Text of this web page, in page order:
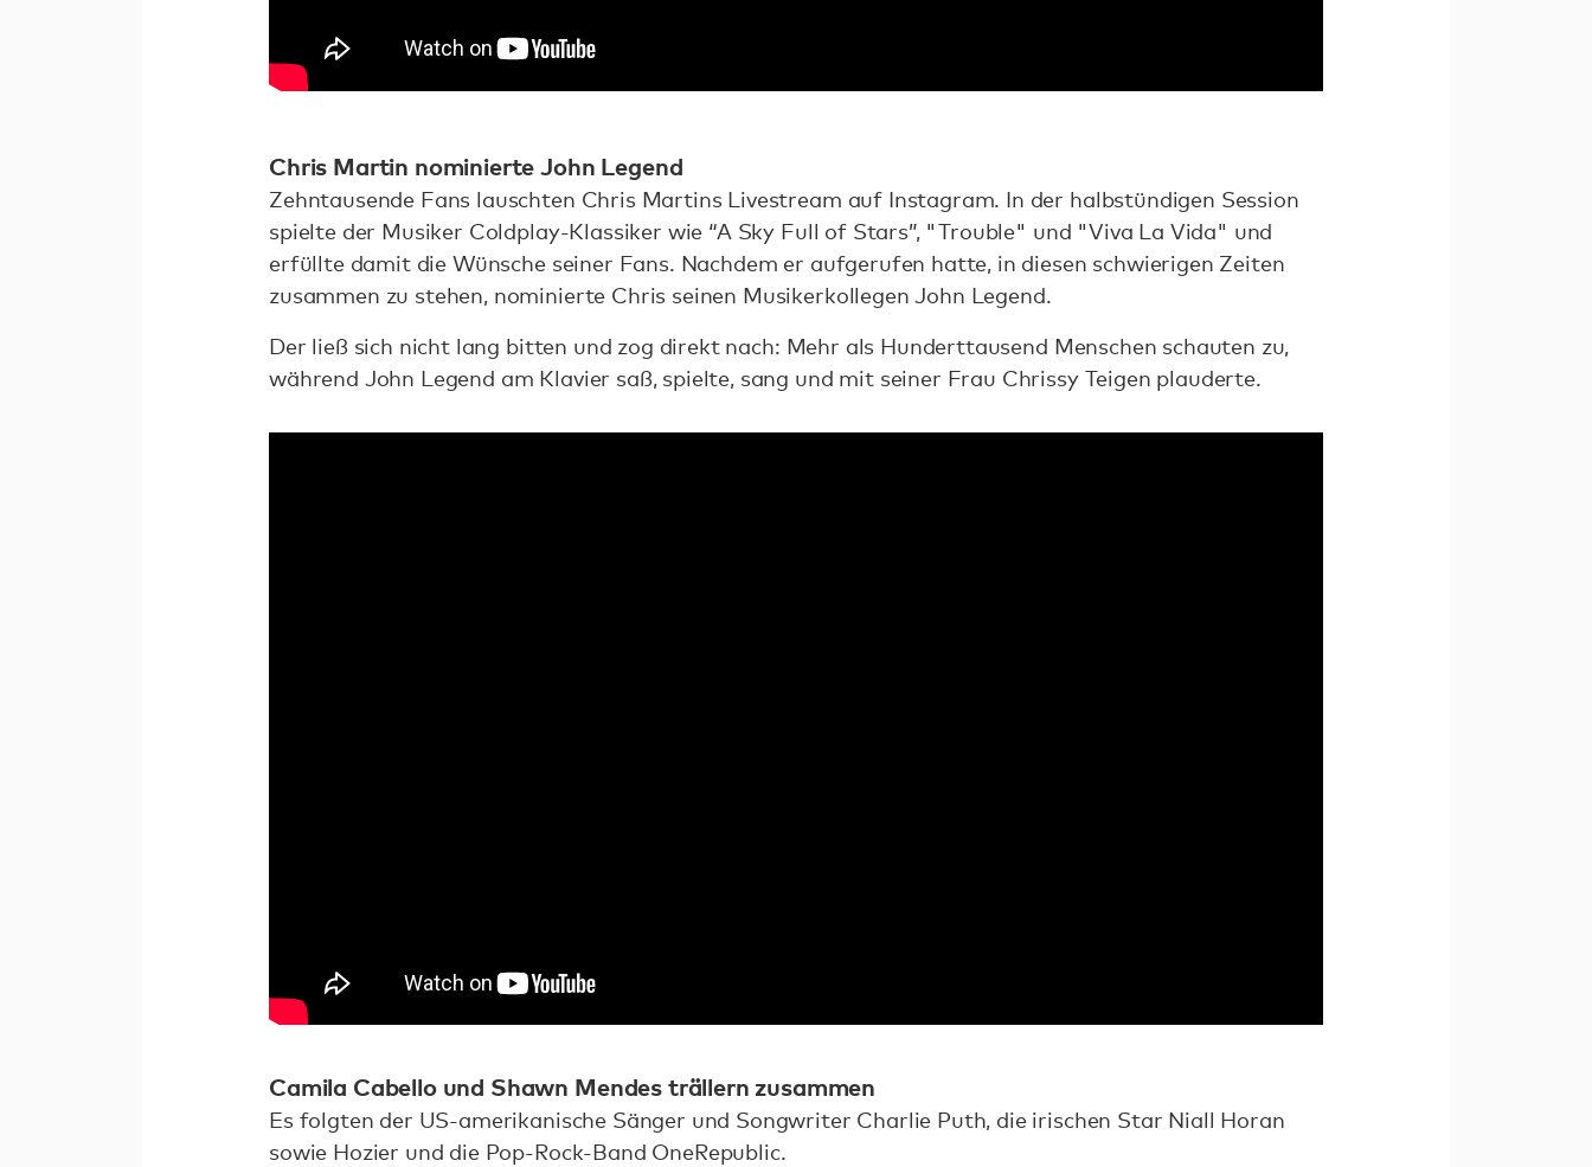
Chris Martin nominierte John Legend
Zehntausende Fans lauschten Chris Martins Livestream auf Instagram. In der halbstündigen Session
spielte der Musiker Coldplay-Klassiker wie “A Sky Full of Stars”, "Trouble" und "Viva La Vida" und
erfüllte damit die Wünsche seiner Fans. Nachdem er aufgerufen hatte, in diesen schwierigen Zeiten
zusammen zu stehen, nominierte Chris seinen Musikerkollegen John Legend.
Der ließ sich nicht lang bitten und zog direkt nach: Mehr als Hunderttausend Menschen schauten zu,
während John Legend am Klavier saß, spielte, sang und mit seiner Frau Chrissy Teigen plauderte.
Camila Cabello und Shawn Mendes trällern zusammen
Es folgten der US-amerikanische Sänger und Songwriter Charlie Puth, die irischen Star Niall Horan
sowie Hozier und die Pop-Rock-Band OneRepublic.